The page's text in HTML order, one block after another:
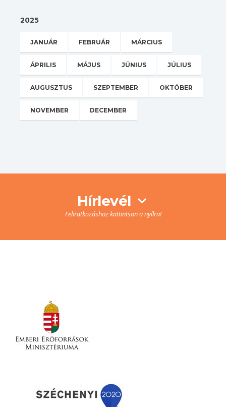
2025
JANUÁR FEBRUÁR MÁRCIUS
ÁPRILIS MÁJUS JÚNIUS JÚLIUS
AUGUSZTUS SZEPTEMBER OKTÓBER
NOVEMBER DECEMBER
Hírlevél
Feliratkozáshoz kattintson a nyílra!